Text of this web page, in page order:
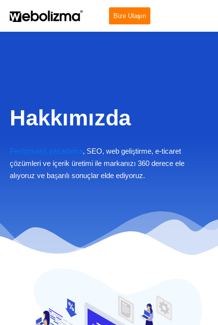
Bize Ulaşın
Hakkımızda
Performans pazarlama, SEO, web geliştirme, e-ticaret
çözümleri ve içerik üretimi ile markanızı 360 derece ele
alıyoruz ve başarılı sonuçlar elde ediyoruz.